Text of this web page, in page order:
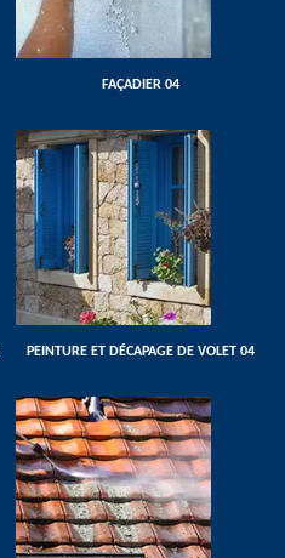
FAÇADIER 04
PEINTURE ET DÉCAPAGE DE VOLET 04